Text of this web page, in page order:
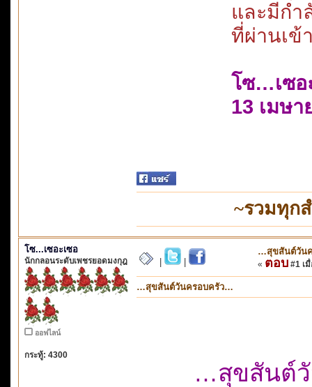
และมีกำ
ที่ผ่านเ
โซ…เซอ
13 เมษา
~รวมทุก
โซ...เซอะเซอ
นักกลอนระดับเพชรยอดมงกุฎ
ออฟไลน์
กระทู้: 4300
…สุขสันต์วัน
« ตอบ #1 เ
…สุขสันต์วันครอบครัว…
…สุขสันต์